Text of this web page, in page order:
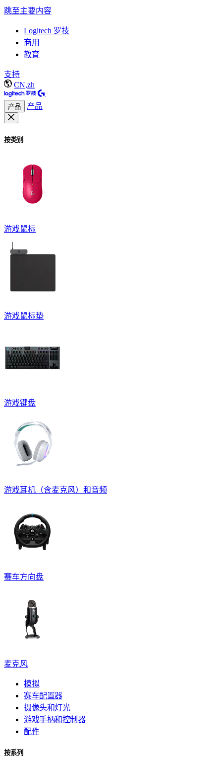
跳至主要内容
Logitech 罗技
商用
教育
支持
CN,zh
产品 产品
按类别
游戏鼠标
游戏鼠标垫
游戏键盘
游戏耳机（含麦克风）和音频
赛车方向盘
麦克风
模拟
赛车配置器
摄像头和灯光
游戏手柄和控制器
配件
按系列